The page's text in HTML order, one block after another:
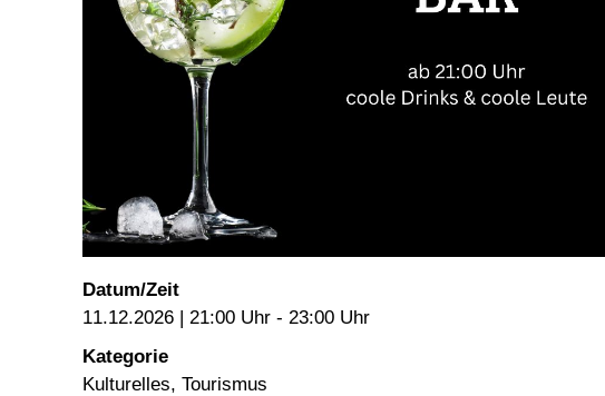
Datum/Zeit
11.12.2026 | 21:00 Uhr - 23:00 Uhr
Kategorie
Kulturelles, Tourismus